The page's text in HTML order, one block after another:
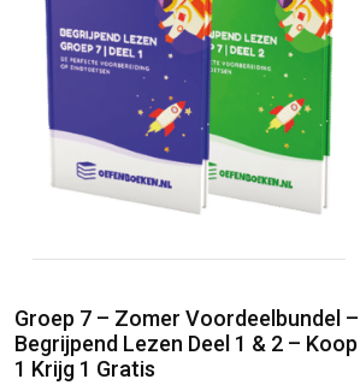
Groep 7 – Zomer Voordeelbundel –
Begrijpend Lezen Deel 1 & 2 – Koop
1 Krijg 1 Gratis